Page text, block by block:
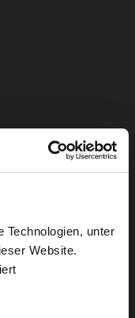
Technologien, unter
Website.